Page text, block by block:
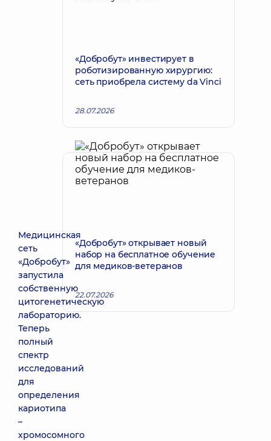
Медицинская
сеть
«Добробут»
запустила
собственную
цитогенетическую
лабораторию.
Теперь
полный
спектр
исследований
для
определения
кариотипа
–
хромосомного
«Добробут» инвестирует в
роботизированную хирургию:
сеть приобрела систему da Vinci
28.07.2026
«Добробут» открывает новый
набор на бесплатное обучение
для медиков-ветеранов
22.07.2026